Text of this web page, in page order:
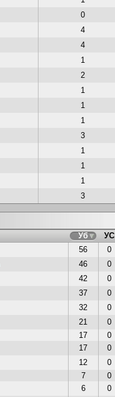
0
4
4
1
2
1
1
1
3
1
1
1
3
Уб УС
56 0
46 0
42 0
37 0
32 0
21 0
17 0
17 0
12 0
7 0
6 0